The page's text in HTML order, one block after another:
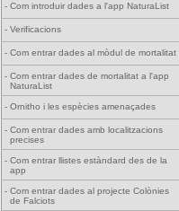
- Com introduir dades a l'app NaturaList
- Verificacions
- Com entrar dades al mòdul de mortalitat
- Com entrar dades de mortalitat a l'app
NaturaList
- Ornitho i les espècies amenaçades
- Com entrar dades amb localitzacions
precises
- Com entrar llistes estàndard des de la
app
- Com entrar dades al projecte Colònies
de Falciots